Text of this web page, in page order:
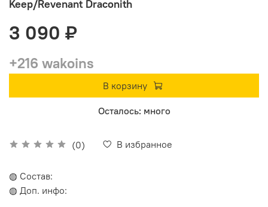
Keep/Revenant Draconith
(0) В избранное
3 090 ₽
+216 wakoins
В корзину
Осталось: много
◍ Состав:
◍ Доп. инфо: